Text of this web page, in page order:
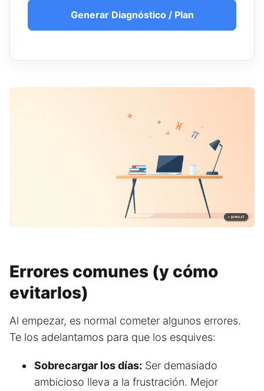
Generar Diagnóstico / Plan
Errores comunes (y cómo
evitarlos)
Al empezar, es normal cometer algunos errores.
Te los adelantamos para que los esquives:
Sobrecargar los días: Ser demasiado
ambicioso lleva a la frustración. Mejor